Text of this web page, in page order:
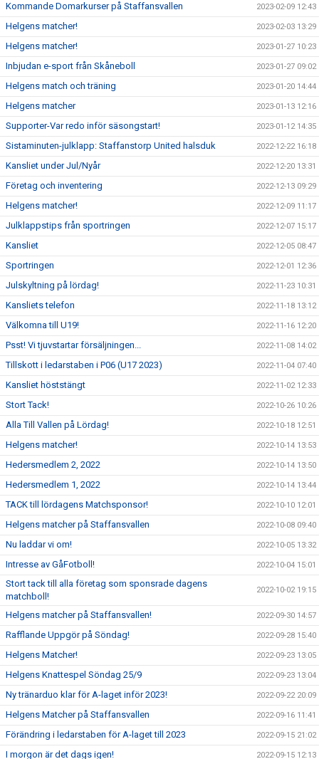
Kommande Domarkurser på Staffansvallen 2023-02-09 12:43
Helgens matcher! 2023-02-03 13:29
Helgens matcher! 2023-01-27 10:23
Inbjudan e-sport från Skåneboll 2023-01-27 09:02
Helgens match och träning 2023-01-20 14:44
Helgens matcher 2023-01-13 12:16
Supporter-Var redo inför säsongstart! 2023-01-12 14:35
Sistaminuten-julklapp: Staffanstorp United halsduk 2022-12-22 16:18
Kansliet under Jul/Nyår 2022-12-20 13:31
Företag och inventering 2022-12-13 09:29
Helgens matcher! 2022-12-09 11:17
Julklappstips från sportringen 2022-12-07 15:17
Kansliet 2022-12-05 08:47
Sportringen 2022-12-01 12:36
Julskyltning på lördag! 2022-11-23 10:31
Kansliets telefon 2022-11-18 13:12
Välkomna till U19! 2022-11-16 12:20
Psst! Vi tjuvstartar försäljningen... 2022-11-08 14:02
Tillskott i ledarstaben i P06 (U17 2023) 2022-11-04 07:40
Kansliet höststängt 2022-11-02 12:33
Stort Tack! 2022-10-26 10:26
Alla Till Vallen på Lördag! 2022-10-18 12:51
Helgens matcher! 2022-10-14 13:53
Hedersmedlem 2, 2022 2022-10-14 13:50
Hedersmedlem 1, 2022 2022-10-14 13:44
TACK till lördagens Matchsponsor! 2022-10-10 12:01
Helgens matcher på Staffansvallen 2022-10-08 09:40
Nu laddar vi om! 2022-10-05 13:32
Intresse av GåFotboll! 2022-10-04 15:01
Stort tack till alla företag som sponsrade dagens
matchboll!
2022-10-02 19:15
Helgens matcher på Staffansvallen! 2022-09-30 14:57
Rafflande Uppgör på Söndag! 2022-09-28 15:40
Helgens Matcher! 2022-09-23 13:05
Helgens Knattespel Söndag 25/9 2022-09-23 13:04
Ny tränarduo klar för A-laget inför 2023! 2022-09-22 20:09
Helgens Matcher på Staffansvallen 2022-09-16 11:41
Förändring i ledarstaben för A-laget till 2023 2022-09-15 21:02
I morgon är det dags igen! 2022-09-15 12:13